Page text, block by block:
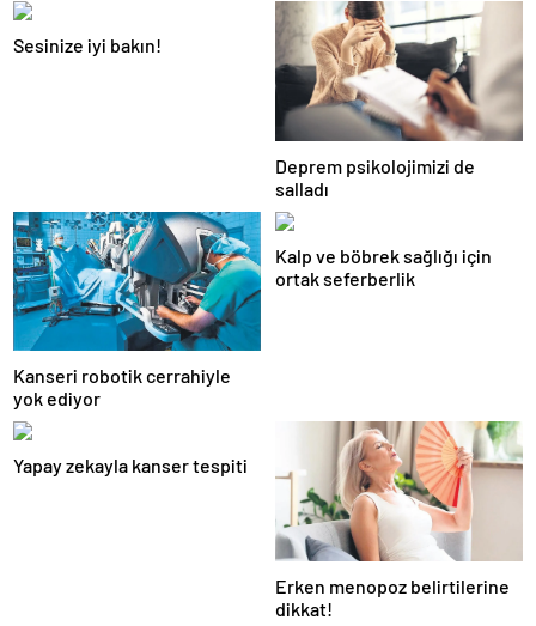
Sesinize iyi bakın!
Deprem psikolojimizi de
salladı
Kanseri robotik cerrahiyle
yok ediyor
Kalp ve böbrek sağlığı için
ortak seferberlik
Yapay zekayla kanser tespiti
Erken menopoz belirtilerine
dikkat!